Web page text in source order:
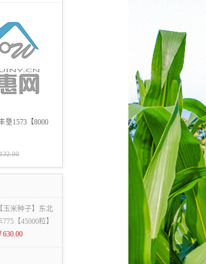
垦1573【8000
【玉米种子】东北
775【45000粒】
630.00